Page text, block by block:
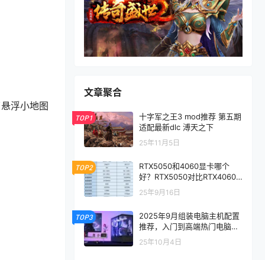
浮小地图
文章聚合
TOP1
十字军之王3 mod推荐 第五期
适配最新dlc 溥天之下
25年11月5日
TOP2
RTX5050和4060显卡哪个
好？RTX5050对比RTX4060/
5060性能评测
25年9月16日
TOP3
2025年9月组装电脑主机配置
推荐，入门到高端热门电脑配
置方案
25年10月4日